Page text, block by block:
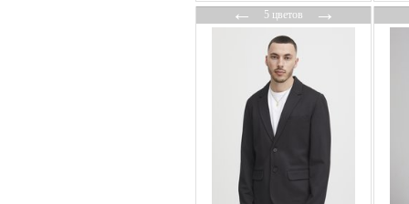
←5 цветов→